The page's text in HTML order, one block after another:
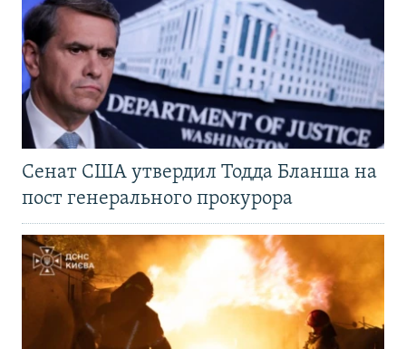
Сенат США утвердил Тодда Бланша на
пост генерального прокурора